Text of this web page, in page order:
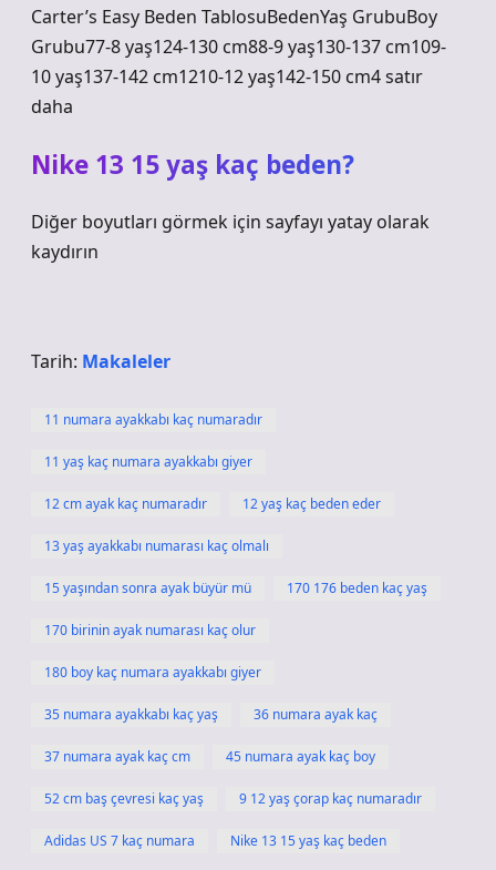
Carter’s Easy Beden TablosuBedenYaş GrubuBoy
Grubu77-8 yaş124-130 cm88-9 yaş130-137 cm109-
10 yaş137-142 cm1210-12 yaş142-150 cm4 satır
daha
Nike 13 15 yaş kaç beden?
Diğer boyutları görmek için sayfayı yatay olarak
kaydırın
Tarih: Makaleler
11 numara ayakkabı kaç numaradır
11 yaş kaç numara ayakkabı giyer
12 cm ayak kaç numaradır 12 yaş kaç beden eder
13 yaş ayakkabı numarası kaç olmalı
15 yaşından sonra ayak büyür mü 170 176 beden kaç yaş
170 birinin ayak numarası kaç olur
180 boy kaç numara ayakkabı giyer
35 numara ayakkabı kaç yaş 36 numara ayak kaç
37 numara ayak kaç cm 45 numara ayak kaç boy
52 cm baş çevresi kaç yaş 9 12 yaş çorap kaç numaradır
Adidas US 7 kaç numara Nike 13 15 yaş kaç beden